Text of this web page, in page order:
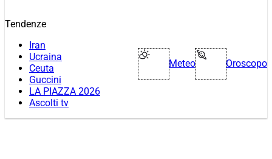
Tendenze
Iran
Ucraina
Ceuta
Guccini
LA PIAZZA 2026
Ascolti tv
Meteo Oroscopo